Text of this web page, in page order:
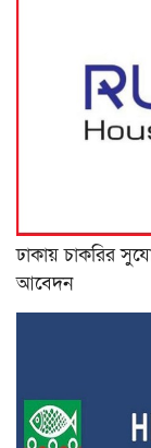
ঢাকায় চাকরির
আবেদন